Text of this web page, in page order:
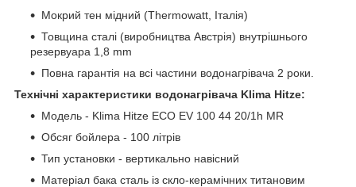
Мокрий тен мідний (Thermowatt, Італія)
Товщина сталі (виробництва Австрія) внутрішнього
резервуара 1,8 mm
Повна гарантія на всі частини водонагрівача 2 роки.
Технічні характеристики водонагрівача Klima Hitze:
Модель - Klima Hitze ECO EV 100 44 20/1h MR
Обсяг бойлера - 100 літрів
Тип установки - вертикально навісний
Матеріал бака сталь із скло-керамічних титановим